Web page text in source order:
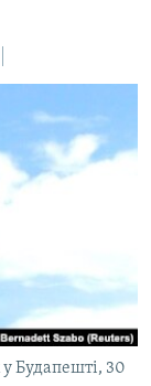
Будапешті, 30